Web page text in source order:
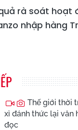
rà soát hoạt
nhập hàng
Thế giới thời
xỉ đánh thức lại văn
đọc